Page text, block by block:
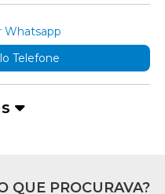
Whatsapp
Telefone
QUE PROCURAVA?